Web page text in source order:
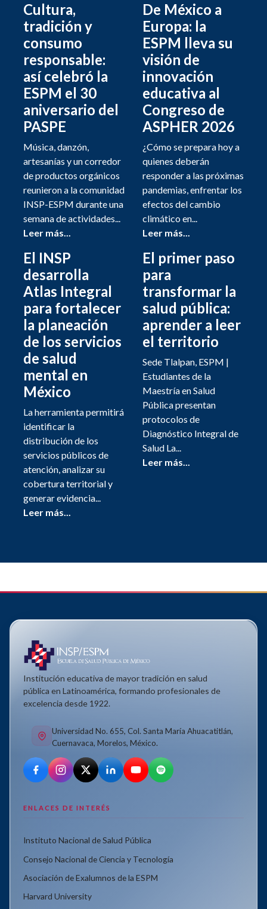
Cultura,
tradición y
consumo
responsable:
así celebró la
ESPM el 30
aniversario del
PASPE
Música, danzón,
artesanías y un corredor
de productos orgánicos
reunieron a la comunidad
INSP-ESPM durante una
semana de actividades...
Leer más...
De México a
Europa: la
ESPM lleva su
visión de
innovación
educativa al
Congreso de
ASPHER 2026
¿Cómo se prepara hoy a
quienes deberán
responder a las próximas
pandemias, enfrentar los
efectos del cambio
climático en...
Leer más...
El INSP
desarrolla
Atlas Integral
para fortalecer
la planeación
de los servicios
de salud
mental en
México
La herramienta permitirá
identificar la
distribución de los
servicios públicos de
atención, analizar su
cobertura territorial y
generar evidencia...
Leer más...
El primer paso
para
transformar la
salud pública:
aprender a leer
el territorio
Sede Tlalpan, ESPM |
Estudiantes de la
Maestría en Salud
Pública presentan
protocolos de
Diagnóstico Integral de
Salud La...
Leer más...
Institución educativa de mayor tradición en salud
pública en Latinoamérica, formando profesionales de
excelencia desde 1922.
Universidad No. 655, Col. Santa María Ahuacatitlán,
Cuernavaca, Morelos, México.
ENLACES DE INTERÉS
Instituto Nacional de Salud Pública
Consejo Nacional de Ciencia y Tecnología
Asociación de Exalumnos de la ESPM
Harvard University